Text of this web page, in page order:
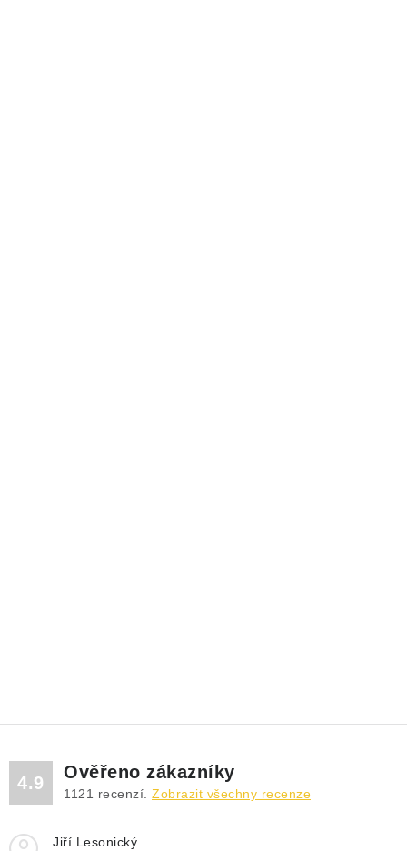
4.9
Ověřeno zákazníky
1121 recenzí. Zobrazit všechny recenze
Jiří Lesonický